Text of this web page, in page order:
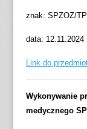
znak: SPZOZ/
data: 12.11.2024
Link do
Wykonywanie
medycznego